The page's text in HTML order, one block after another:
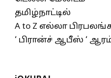
தமிழ்நாட்டில்
A to Z எல்லா
‘ பிரான்ச் ஆபீஸ் ‘